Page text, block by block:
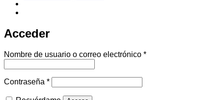
Acceder
Nombre de usuario o correo electrónico *Obligatorio
Contraseña *Obligatorio